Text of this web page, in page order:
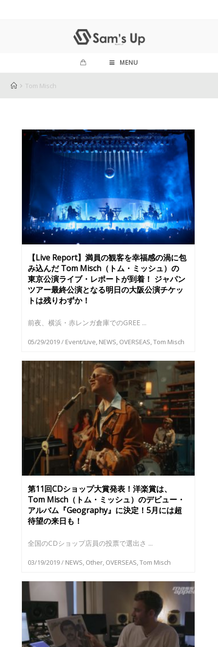
MENU
Tom Misch
【Live Report】満員の観客を幸福感の渦に包
み込んだ Tom Misch（トム・ミッシュ）の
東京公演ライブ・レポートが到着！ ジャパン
ツアー最終公演となる明日の大阪公演チケッ
トは残りわずか！
前夜、横浜・赤レンガ倉庫でのGREE ...
05/29/2019/ Event/Live, NEWS, OVERSEAS,Tom Misch
第11回CDショップ大賞発表！洋楽賞は、
Tom Misch（トム・ミッシュ）のデビュー・
アルバム『Geography』に決定！5月には超
待望の来日も！
全国のCDショップ店員の投票で選出さ ...
03/19/2019/ NEWS, Other, OVERSEAS,Tom Misch